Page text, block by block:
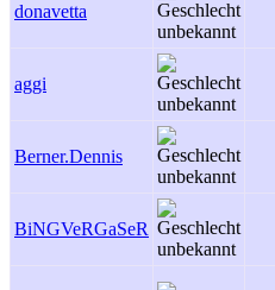
donavetta
aggi
Berner.Dennis
BiNGVeRGaSeR